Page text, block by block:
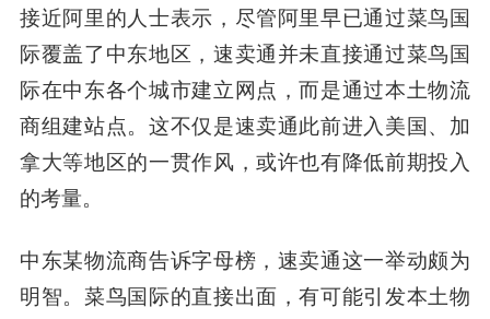
接近阿里的人士表示，尽管阿里早已通过菜鸟国
际覆盖了中东地区，速卖通并未直接通过菜鸟国
际在中东各个城市建立网点，而是通过本土物流
商组建站点。这不仅是速卖通此前进入美国、加
拿大等地区的一贯作风，或许也有降低前期投入
的考量。
中东某物流商告诉字母榜，速卖通这一举动颇为
明智。菜鸟国际的直接出面，有可能引发本土物